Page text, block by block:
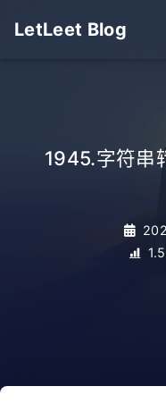
LetLeet Blog
1945.字符串